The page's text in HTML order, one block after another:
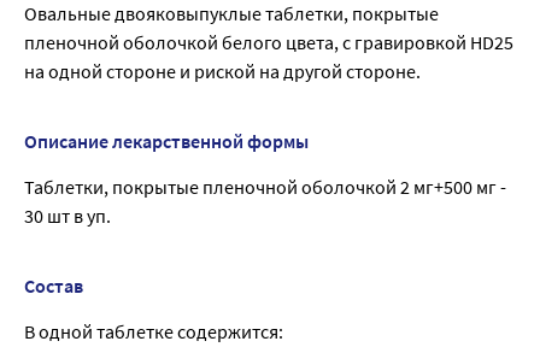
Овальные двояковыпуклые таблетки, покрытые
пленочной оболочкой белого цвета, с гравировкой HD25
на одной стороне и риской на другой стороне.
Описание лекарственной формы
Таблетки, покрытые пленочной оболочкой 2 мг+500 мг -
30 шт в уп.
Состав
В одной таблетке содержится: